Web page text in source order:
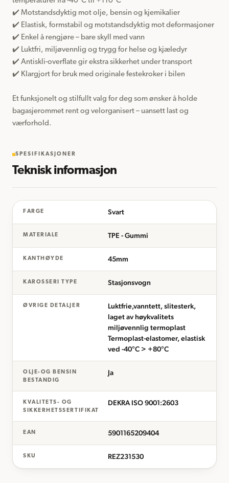
✔️ Motstandsdyktig mot olje, bensin og kjemikalier
✔️ Elastisk, formstabil og motstandsdyktig mot deformasjoner
✔️ Enkel å rengjøre – bare skyll med vann
✔️ Luktfri, miljøvennlig og trygg for helse og kjæledyr
✔️ Antiskli-overflate gir ekstra sikkerhet under transport
✔️ Klargjort for bruk med originale festekroker i bilen
Et funksjonelt og stilfullt valg for deg som ønsker å holde
bagasjerommet rent og velorganisert – uansett last og
værforhold.
SPESIFIKASJONER
Teknisk informasjon
FARGE Svart
MATERIALE TPE - Gummi
KANTHØYDE 45mm
KAROSSERI TYPE Stasjonsvogn
ØVRIGE DETALJER
Luktfrie,vanntett, slitesterk,
laget av høykvalitets
miljøvennlig termoplast
Termoplast-elastomer, elastisk
ved -40°C > +80°C
OLJE-OG BENSIN
BESTANDIG
Ja
KVALITETS- OG
SIKKERHETSSERTIFIKAT
DEKRA ISO 9001:2603
EAN 5901165209404
SKU REZ231530